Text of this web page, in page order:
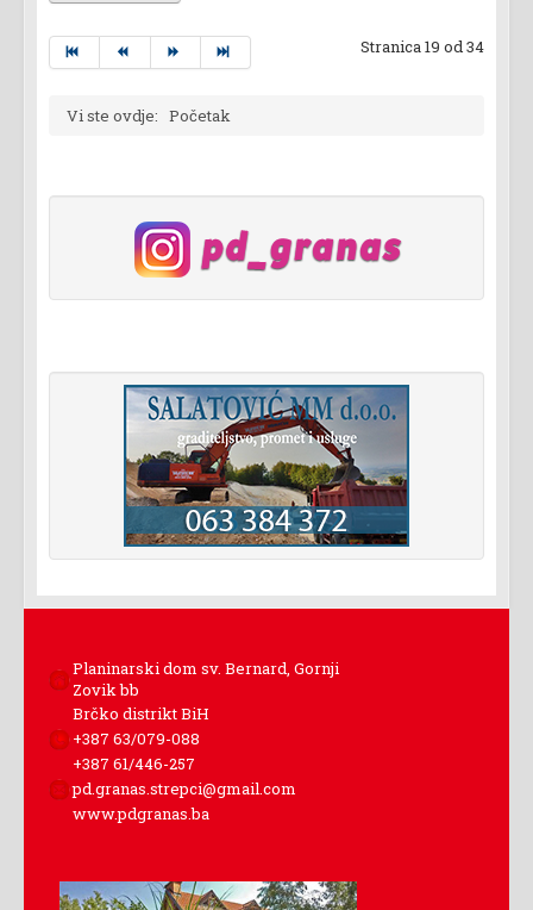
Stranica 19 od 34
Vi ste ovdje: Početak
Planinarski dom sv. Bernard, Gornji
Zovik bb
Brčko distrikt BiH
+387 63/079-088
+387 61/446-257
pd.granas.strepci@gmail.com
www.pdgranas.ba